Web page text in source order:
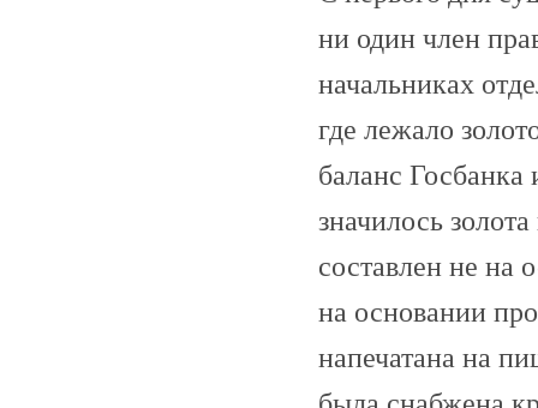
ни один член
начальниках
где лежало
баланс Госбанка
значилось
составлен не на
на основании
напечатана на